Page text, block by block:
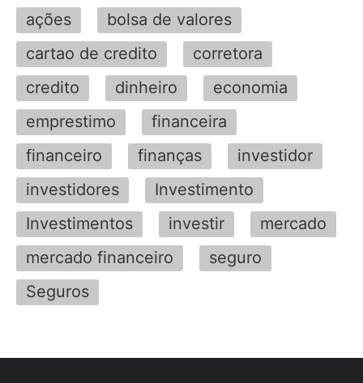
ações
bolsa de valores
cartao de credito
corretora
credito
dinheiro
economia
emprestimo
financeira
financeiro
finanças
investidor
investidores
Investimento
Investimentos
investir
mercado
mercado financeiro
seguro
Seguros